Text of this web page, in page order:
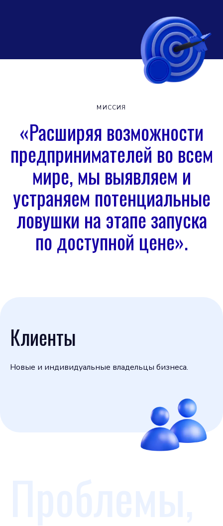
МИССИЯ
«Расширяя возможности
предпринимателей во всем
мире, мы выявляем и
устраняем потенциальные
ловушки на этапе запуска
по доступной цене».
Клиенты
Новые и индивидуальные владельцы бизнеса.